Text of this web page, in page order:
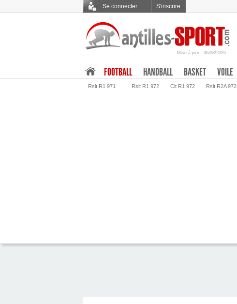
Se connecter S'inscrire
Mise à jour - 06/08/2026
FOOTBALL
Rslt R1 971 Rslt R1 972 Clt R1 972 Rslt R2A 972
HANDBALL BASKET VOILE